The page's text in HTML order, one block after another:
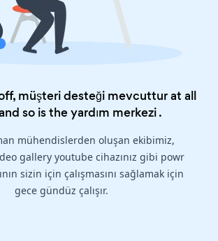
müşteri desteği mevcuttur at all
so is theyardım merkezi.
mühendislerden oluşan ekibimiz,
gallery youtube cihazınız gibi powr
sizin için çalışmasını sağlamak için
gece gündüz çalışır.